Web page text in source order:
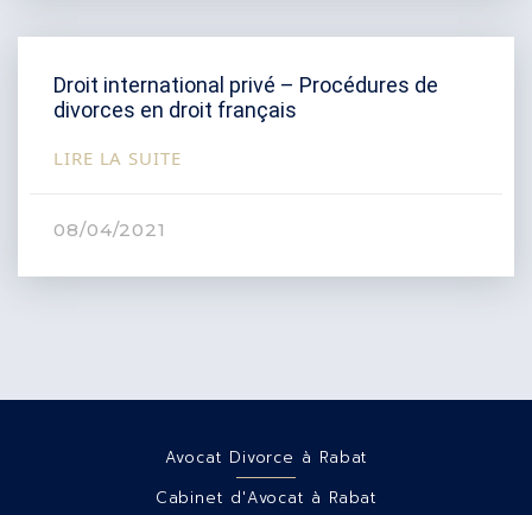
Droit international privé – Procédures de
divorces en droit français
LIRE LA SUITE
08/04/2021
Avocat Divorce à Rabat
Cabinet d'Avocat à Rabat